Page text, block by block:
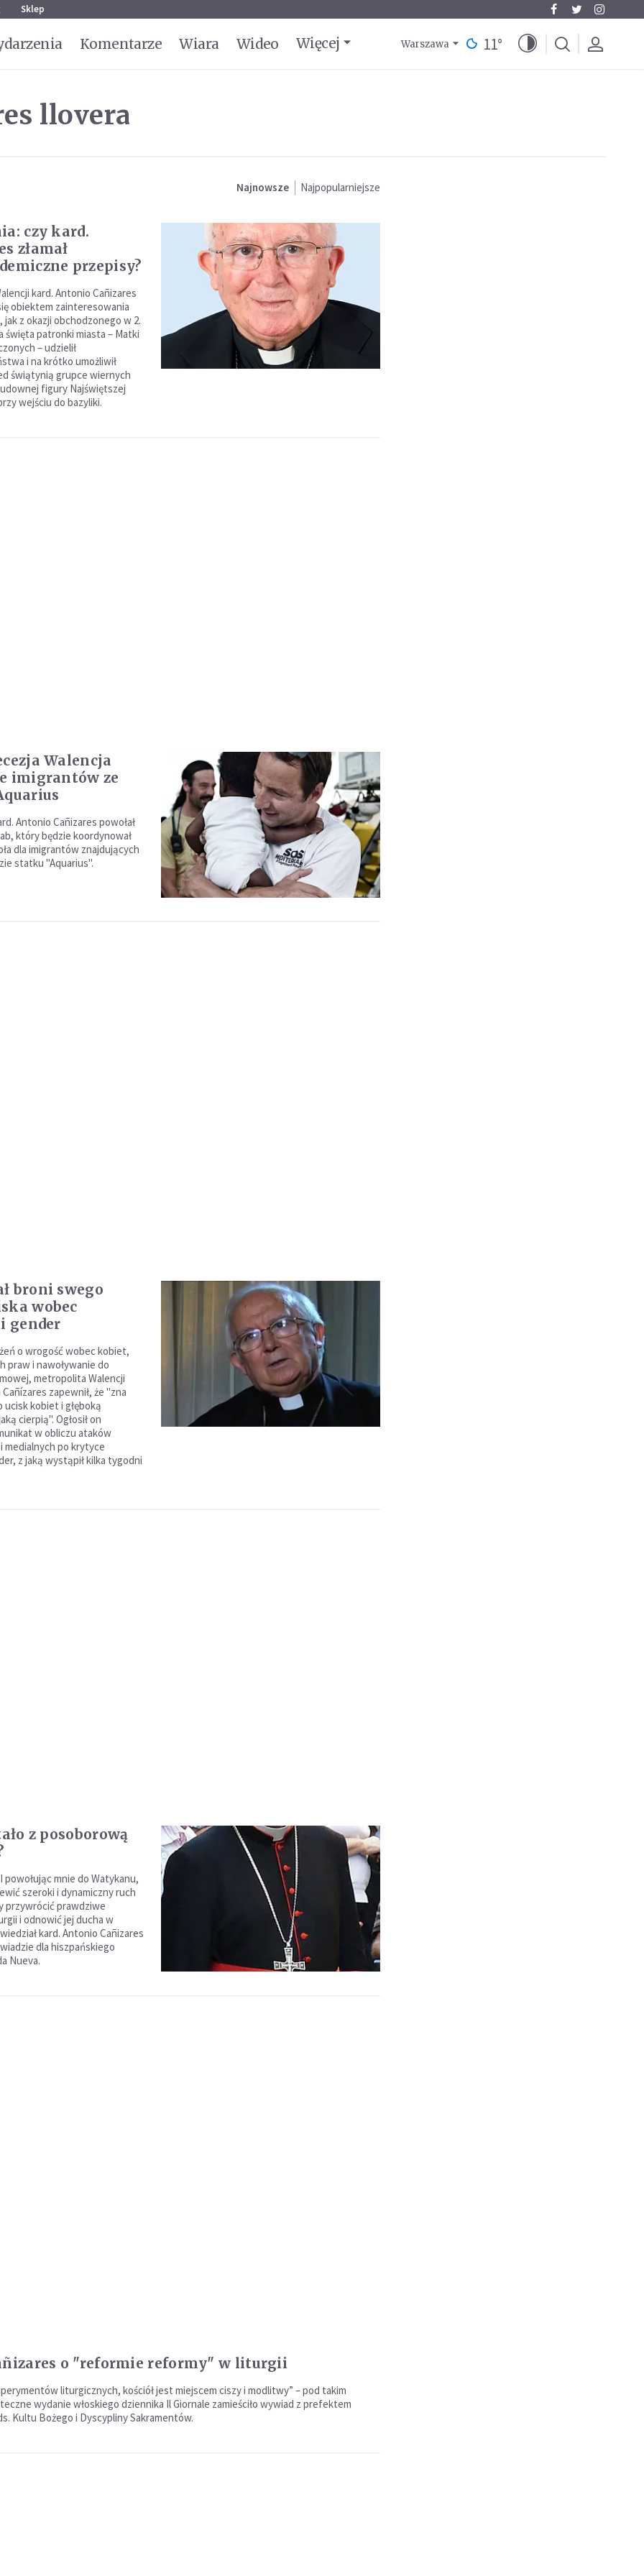
Sklep
Komentarze Wiara Wideo Więcej Warszawa 11°
llovera
Najnowsze Najpopularniejsze
czy kard.
złamał
przepisy?
kard. Antonio Cañizares
obiektem zainteresowania
jak z okazji obchodzonego w 2.
święta patronki miasta – Matki
– udzielił
i na krótko umożliwił
świątynią grupce wiernych
figury Najświętszej
wejściu do bazyliki.
Walencja
imigrantów ze
Antonio Cañizares powołał
który będzie koordynował
dla imigrantów znajdujących
statku "Aquarius".
broni swego
wobec
gender
o wrogość wobec kobiet,
praw i nawoływanie do
metropolita Walencji
zapewnił, że "zna
ucisk kobiet i głęboką
cierpią". Ogłosił on
w obliczu ataków
medialnych po krytyce
z jaką wystąpił kilka tygodni
z posoborową
powołując mnie do Watykanu,
szeroki i dynamiczny ruch
przywrócić prawdziwe
i odnowić jej ducha w
kard. Antonio Cañizares
dla hiszpańskiego
Nueva.
o "reformie reformy" w liturgii
liturgicznych, kościół jest miejscem ciszy i modlitwy” – pod takim
wydanie włoskiego dziennika Il Giornale zamieściło wywiad z prefektem
Kultu Bożego i Dyscypliny Sakramentów.